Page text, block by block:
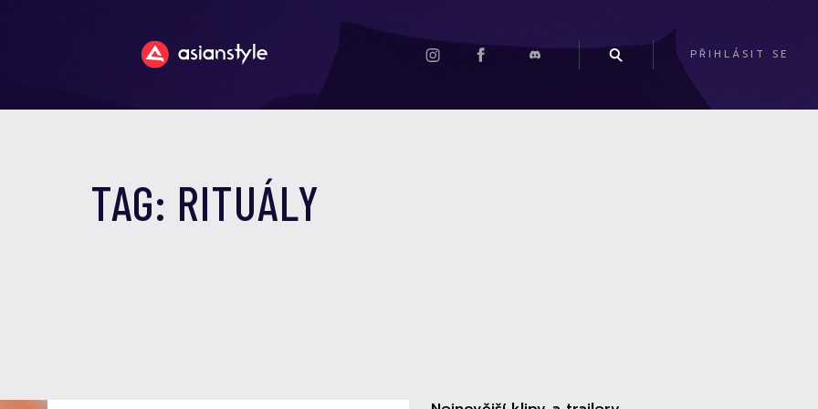
PŘIHLÁSIT SE
TAG: RITUÁLY